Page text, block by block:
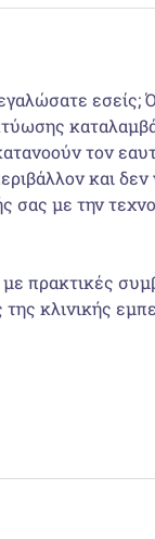
εσείς;
τον
και
με την
πρακτικές
κλινικής